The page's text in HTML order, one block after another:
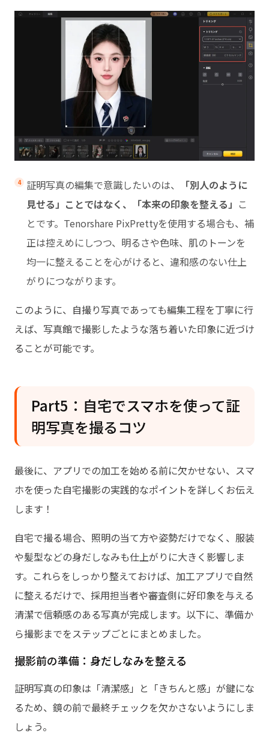
証明写真の編集で意識したいのは、
「別人のように
見せる」ことではなく、「本来の印象を整える」 こ
とです。Tenorshare PixPrettyを使用する場合も、補
正は控えめにしつつ、明るさや色味、肌のトーンを
均一に整えることを心がけると、違和感のない仕上
がりにつながります。
このように、自撮り写真であっても編集工程を丁寧に行
えば、写真館で撮影したような落ち着いた印象に近づけ
ることが可能です。
Part5：自宅でスマホを使って証
明写真を撮るコツ
最後に、アプリでの加工を始める前に欠かせない、スマ
ホを使った自宅撮影の実践的なポイントを詳しくお伝え
します！
自宅で撮る場合、照明の当て方や姿勢だけでなく、服装
や髪型などの身だしなみも仕上がりに大きく影響しま
す。これらをしっかり整えておけば、加工アプリで自然
に整えるだけで、採用担当者や審査側に好印象を与える
清潔で信頼感のある写真が完成します。以下に、準備か
ら撮影までをステップごとにまとめました。
撮影前の準備：身だしなみを整える
証明写真の印象は「清潔感」と「きちんと感」が鍵にな
るため、鏡の前で最終チェックを欠かさないようにしま
しょう。